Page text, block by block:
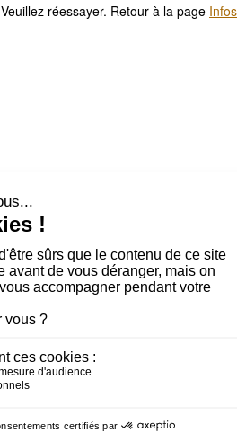
Veuillez réessayer. Retour à la page